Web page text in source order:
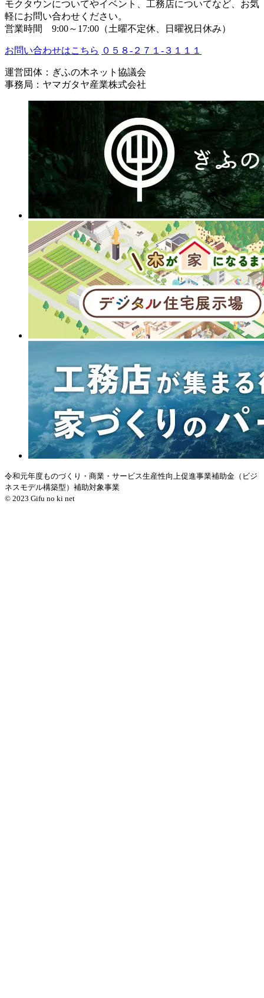
モクタウンについてやイベント、工務店についてなど、お気
軽にお問い合わせください。
営業時間 9:00～17:00（土曜不定休、日曜祝日休み）
お問い合わせはこちら ０５８-２７１-３１１１
運営団体：ぎふの木ネット協議会
事務局：ヤマガタヤ産業株式会社
令和元年度ものづくり・商業・サービス生産性向上促進事業補助金（ビジ
ネスモデル構築型）補助対象事業
© 2023 Gifu no ki net